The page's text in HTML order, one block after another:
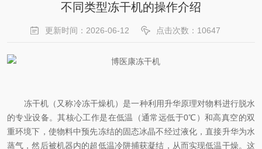
不同类型冻干机的操作介绍
更新时间：2026-06-12 点击次数：10647
冻干机（又称​​冷冻干燥机​​）是一种利用升华原理对物料进行脱水
的专业设备。其核心工作是在低温（通常远低于0℃）和高真空的双
重环境下，使物料中预先冻结的固态冰晶不经过液化，直接升华为水
蒸气，然后被机器内的超低温冷阱捕获凝结，从而实现低温干燥。这